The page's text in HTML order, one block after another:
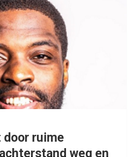
door ruime
weg en